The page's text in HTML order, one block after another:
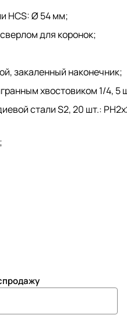
HCS: Ø 54 мм;
для коронок;
закаленный наконечник;
хвостовиком 1/4,
стали S2, 20 шт.: